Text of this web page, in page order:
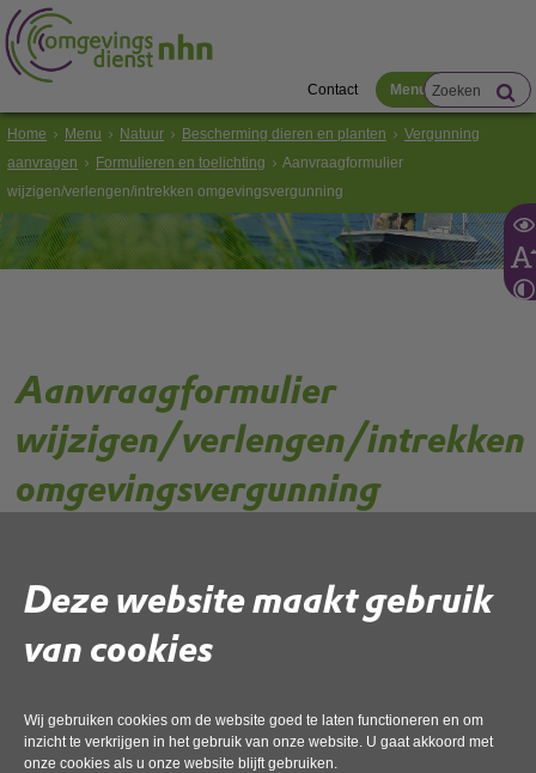
Deze website maakt gebruik
van cookies
Wij gebruiken cookies om de website goed te laten functioneren en om
inzicht te verkrijgen in het gebruik van onze website. U gaat akkoord met
onze cookies als u onze website blijft gebruiken.
Contact Menu
Home Menu Natuur Bescherming dieren en planten
Vergunning
aanvragen
Formulieren en toelichting
Aanvraagformulier
wijzigen/verlengen/intrekken omgevingsvergunning
Aanvraagformulier
wijzigen/verlengen/intrekken
omgevingsvergunning
Velden met een zijn verplicht.
Let op! Voor het aanvragen van een besluit bent u in sommige gevallen
welke tarieven er gelden. De legestabel
vindt u op deze webpagina van
de provincie Noord-Holland